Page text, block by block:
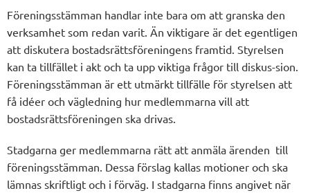
Föreningsstämman handlar inte bara om att granska den
verksamhet som redan varit. Än viktigare är det egentligen
att diskutera bostadsrättsföreningens framtid. Styrelsen
kan ta tillfället i akt och ta upp viktiga frågor till diskus-sion.
Föreningsstämman är ett utmärkt tillfälle för styrelsen att
få idéer och vägledning hur medlemmarna vill att
bostadsrättsföreningen ska drivas.
Stadgarna ger medlemmarna rätt att anmäla ärenden till
föreningsstämman. Dessa förslag kallas motioner och ska
lämnas skriftligt och i förväg. I stadgarna finns angivet när